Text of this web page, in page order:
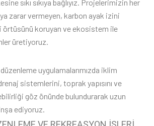
sıkı sıkıya bağlıyız. Projelerimizin her
zarar vermeyen, karbon ayak izini
örtüsünü koruyan ve ekosistem ile
üretiyoruz.
uygulamalarımızda iklim
sistemlerini, toprak yapısını ve
göz önünde bulundurarak uzun
ediyoruz.